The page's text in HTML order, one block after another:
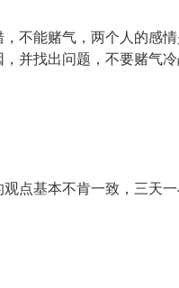
不能赌气，两个人的感
并找出问题，不要赌气冷
点基本不肯一致，三天